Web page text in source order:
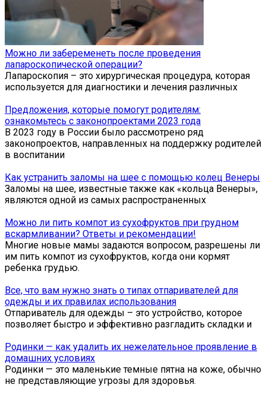
Можно ли забеременеть после проведения
лапароскопической операции?
Лапароскопия – это хирургическая процедура, которая
используется для диагностики и лечения различных
Предложения, которые помогут родителям:
ознакомьтесь с законопроектами 2023 года
В 2023 году в России было рассмотрено ряд
законопроектов, направленных на поддержку родителей
в воспитании
Как устранить заломы на шее с помощью колец Венеры
Заломы на шее, известные также как «кольца Венеры»,
являются одной из самых распространенных
Можно ли пить компот из сухофруктов при грудном
вскармливании? Ответы и рекомендации!
Многие новые мамы задаются вопросом, разрешены ли
им пить компот из сухофруктов, когда они кормят
ребенка грудью.
Все, что вам нужно знать о типах отпаривателей для
одежды и их правилах использования
Отпариватель для одежды – это устройство, которое
позволяет быстро и эффективно разгладить складки и
Родинки — как удалить их нежелательное проявление в
домашних условиях
Родинки — это маленькие темные пятна на коже, обычно
не представляющие угрозы для здоровья.